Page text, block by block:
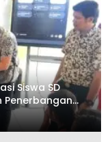
Siswa SD
Penerbangan
layang di